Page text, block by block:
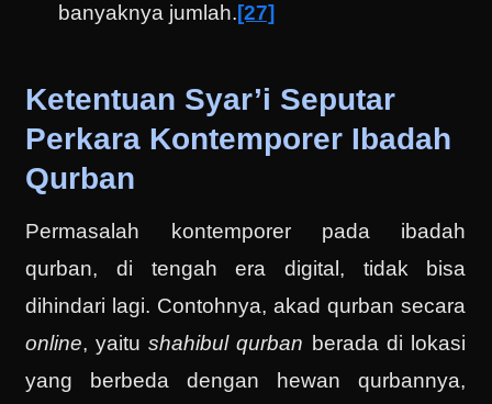
banyaknya jumlah.[27]
Ketentuan Syar’i Seputar
Perkara Kontemporer Ibadah
Qurban
Permasalah kontemporer pada ibadah
qurban, di tengah era digital, tidak bisa
dihindari lagi. Contohnya, akad qurban secara
online, yaitushahibul qurban berada di lokasi
yang berbeda dengan hewan qurbannya,